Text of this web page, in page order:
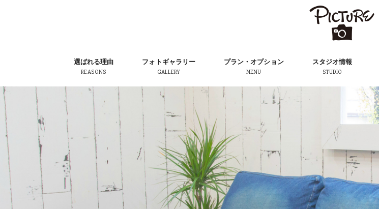
選ばれる理由
REASONS
フォトギャラリー
GALLERY
プラン・オプション
MENU
スタジオ情報
STUDIO